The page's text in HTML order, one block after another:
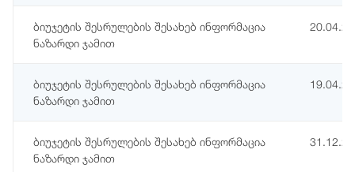
ბიუჯეტის შესრულების შესახებ ინფორმაცია
ნაზარდი ჯამით
ბიუჯეტის შესრულების შესახებ ინფორმაცია
ნაზარდი ჯამით
ბიუჯეტის შესრულების შესახებ ინფორმაცია
ნაზარდი ჯამით